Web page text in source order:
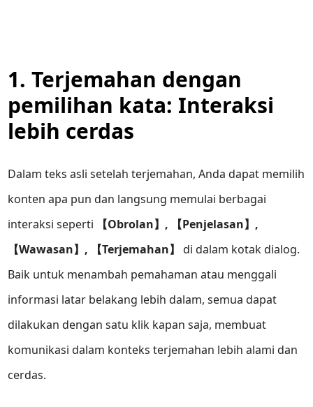
1. Terjemahan dengan
pemilihan kata: Interaksi
lebih cerdas
Dalam teks asli setelah terjemahan, Anda dapat memilih
konten apa pun dan langsung memulai berbagai
interaksi seperti
【Obrolan】, 【Penjelasan】,
【Wawasan】, 【Terjemahan】
di dalam kotak dialog.
Baik untuk menambah pemahaman atau menggali
informasi latar belakang lebih dalam, semua dapat
dilakukan dengan satu klik kapan saja, membuat
komunikasi dalam konteks terjemahan lebih alami dan
cerdas.